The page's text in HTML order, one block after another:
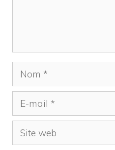
Nom
mail
Site
web